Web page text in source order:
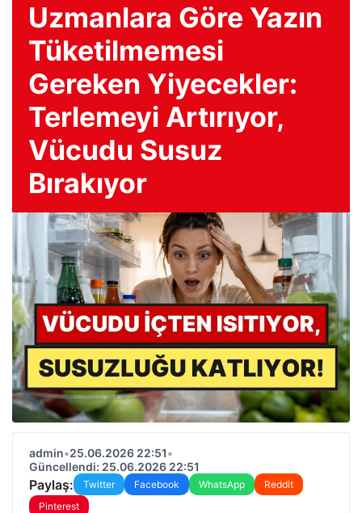
Uzmanlara Göre Yazın
Tüketilmemesi
Gereken Yiyecekler:
Terlemeyi Artırıyor,
Vücudu Susuz
Bırakıyor
admin•25.06.2026 22:51•
Güncellendi: 25.06.2026 22:51
Paylaş: Twitter Facebook WhatsApp
Reddit
Pinterest